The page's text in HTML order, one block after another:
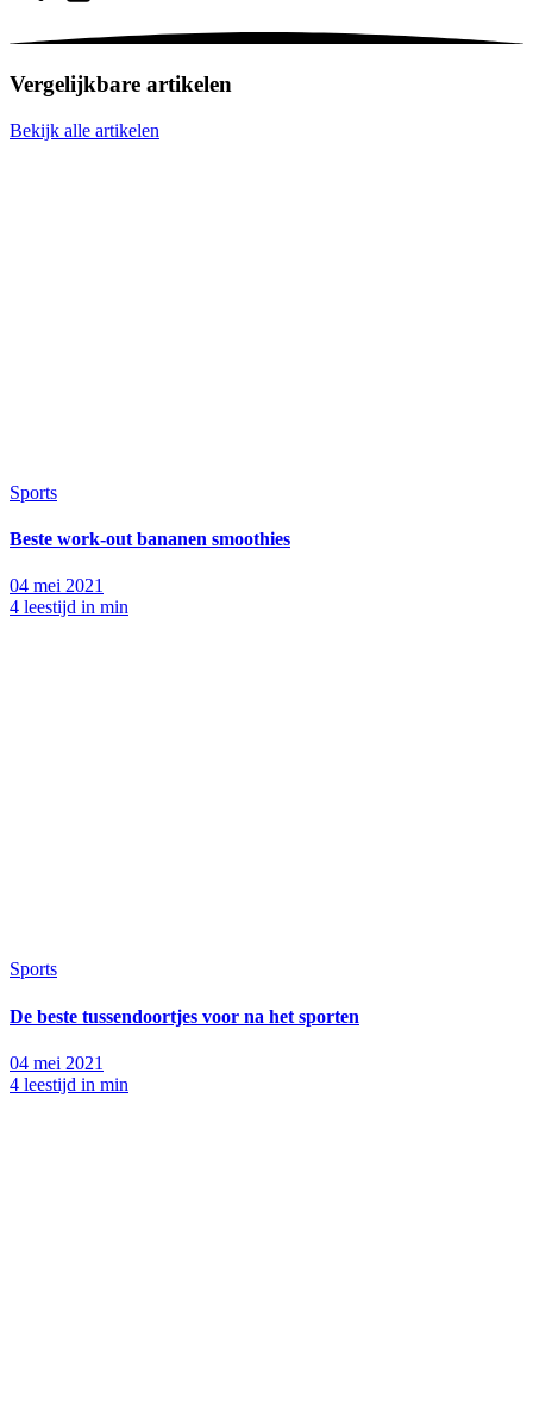
Vergelijkbare artikelen
Bekijk alle artikelen
Sports
Beste work-out bananen smoothies
04 mei 2021
4 leestijd in min
Sports
De beste tussendoortjes voor na het sporten
04 mei 2021
4 leestijd in min